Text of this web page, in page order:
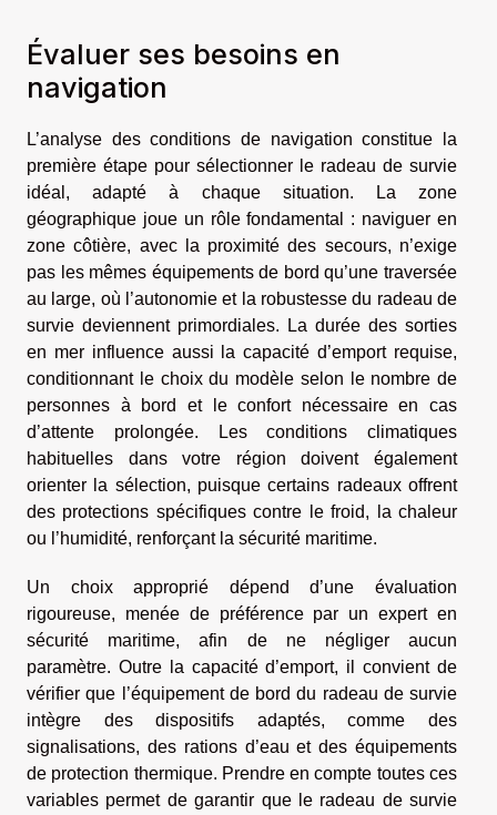
Évaluer ses besoins en
navigation
L’analyse des conditions de navigation constitue la
première étape pour sélectionner le radeau de survie
idéal, adapté à chaque situation. La zone
géographique joue un rôle fondamental : naviguer en
zone côtière, avec la proximité des secours, n’exige
pas les mêmes équipements de bord qu’une traversée
au large, où l’autonomie et la robustesse du radeau de
survie deviennent primordiales. La durée des sorties
en mer influence aussi la capacité d’emport requise,
conditionnant le choix du modèle selon le nombre de
personnes à bord et le confort nécessaire en cas
d’attente prolongée. Les conditions climatiques
habituelles dans votre région doivent également
orienter la sélection, puisque certains radeaux offrent
des protections spécifiques contre le froid, la chaleur
ou l’humidité, renforçant la sécurité maritime.
Un choix approprié dépend d’une évaluation
rigoureuse, menée de préférence par un expert en
sécurité maritime, afin de ne négliger aucun
paramètre. Outre la capacité d’emport, il convient de
vérifier que l’équipement de bord du radeau de survie
intègre des dispositifs adaptés, comme des
signalisations, des rations d’eau et des équipements
de protection thermique. Prendre en compte toutes ces
variables permet de garantir que le radeau de survie